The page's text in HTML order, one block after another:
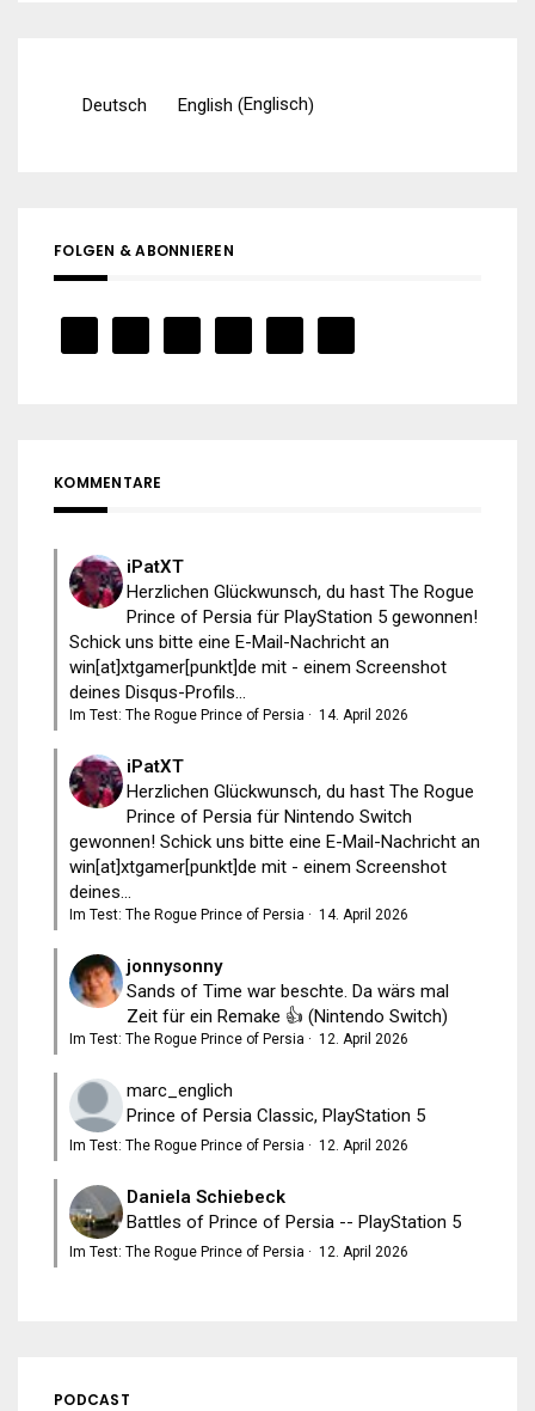
Deutsch English (Englisch)
FOLGEN & ABONNIEREN
KOMMENTARE
iPatXT
Herzlichen Glückwunsch, du hast The Rogue
Prince of Persia für PlayStation 5 gewonnen!
Schick uns bitte eine E-Mail-Nachricht an
win[at]xtgamer[punkt]de mit - einem Screenshot
deines Disqus-Profils...
Im Test: The Rogue Prince of Persia · 14. April 2026
iPatXT
Herzlichen Glückwunsch, du hast The Rogue
Prince of Persia für Nintendo Switch
gewonnen! Schick uns bitte eine E-Mail-Nachricht an
win[at]xtgamer[punkt]de mit - einem Screenshot
deines...
Im Test: The Rogue Prince of Persia · 14. April 2026
jonnysonny
Sands of Time war beschte. Da wärs mal
Zeit für ein Remake 👍 (Nintendo Switch)
Im Test: The Rogue Prince of Persia · 12. April 2026
marc_englich
Prince of Persia Classic, PlayStation 5
Im Test: The Rogue Prince of Persia · 12. April 2026
Daniela Schiebeck
Battles of Prince of Persia -- PlayStation 5
Im Test: The Rogue Prince of Persia · 12. April 2026
PODCAST